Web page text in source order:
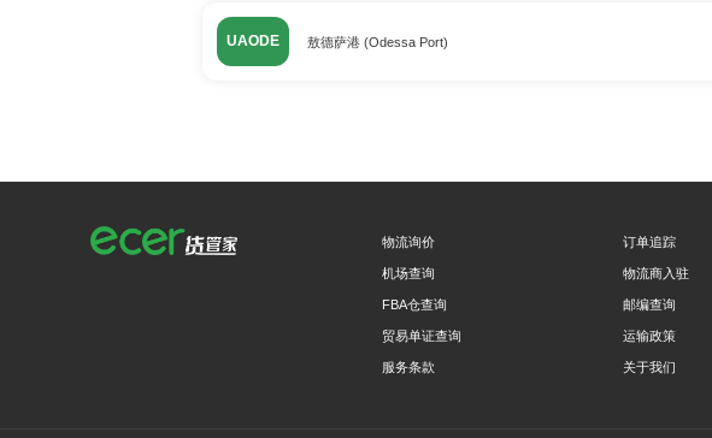
UAODE 敖德萨港 (Odessa Port)
物流询价 订单追踪
机场查询 物流商入驻
FBA仓查询 邮编查询
贸易单证查询 运输政策
服务条款 关于我们